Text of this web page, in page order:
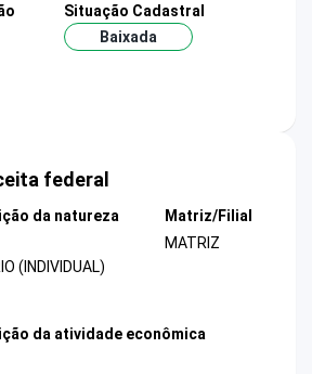
Situação Cadastral
Baixada
federal
da natureza
(INDIVIDUAL)
Matriz/Filial
MATRIZ
da atividade econômica